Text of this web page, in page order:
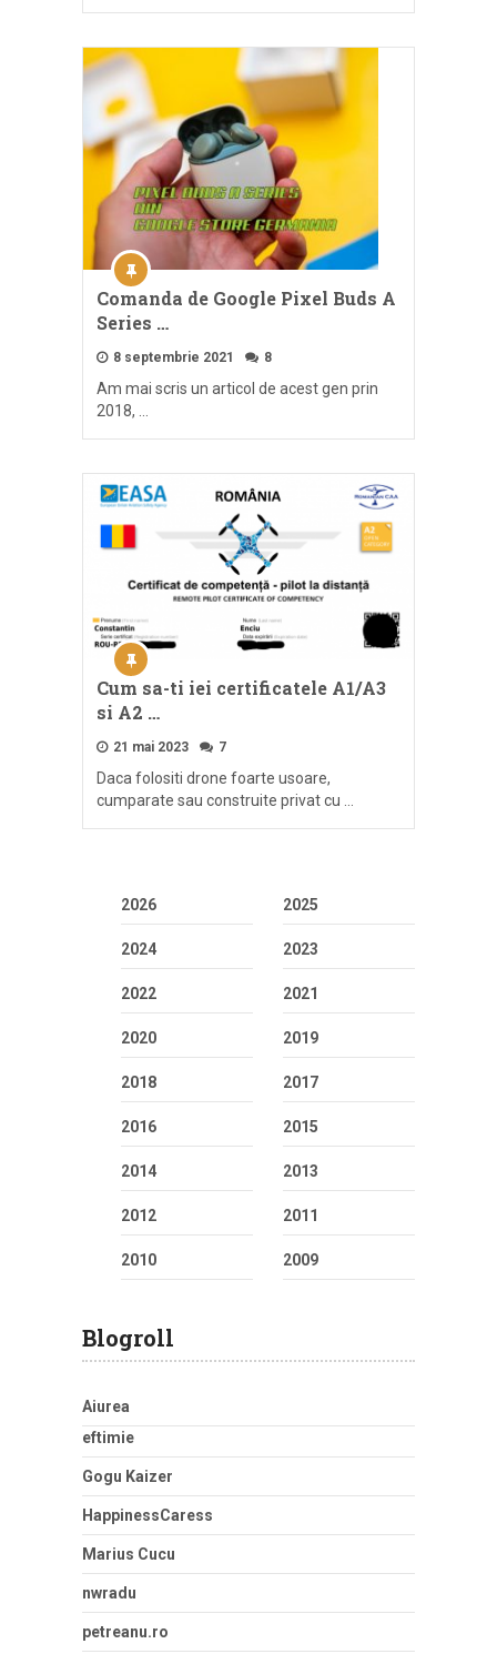
Comanda de Google Pixel Buds A
Series …
8 septembrie 2021 8
Am mai scris un articol de acest gen prin
2018, …
Cum sa-ti iei certificatele A1/A3
si A2 …
21 mai 2023 7
Daca folositi drone foarte usoare,
cumparate sau construite privat cu …
2026 2025
2024 2023
2022 2021
2020 2019
2018 2017
2016 2015
2014 2013
2012 2011
2010 2009
Blogroll
Aiurea
eftimie
Gogu Kaizer
HappinessCaress
Marius Cucu
nwradu
petreanu.ro